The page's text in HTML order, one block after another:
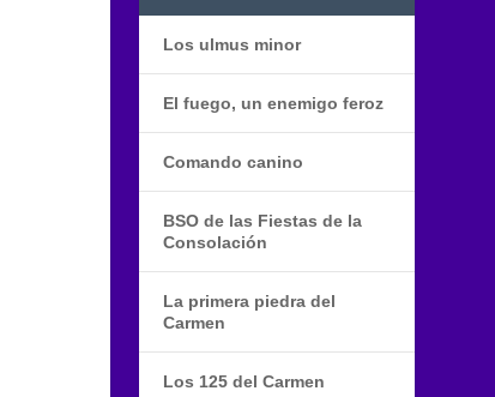
Los ulmus minor
El fuego, un enemigo feroz
Comando canino
BSO de las Fiestas de la
Consolación
La primera piedra del
Carmen
Los 125 del Carmen